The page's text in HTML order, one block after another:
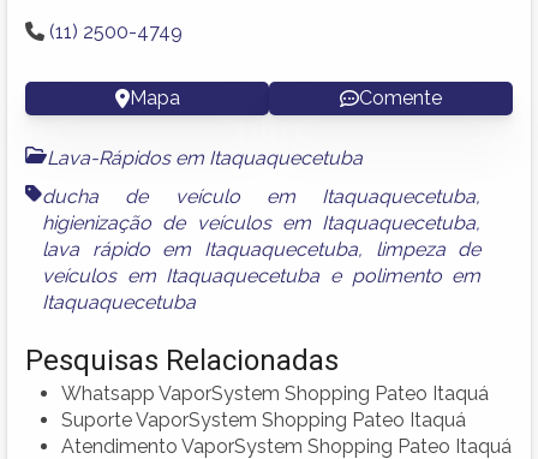
(11) 2500-4749
Mapa Comente
Lava-Rápidos em Itaquaquecetuba
ducha de veículo em Itaquaquecetuba,
higienização de veículos em Itaquaquecetuba,
lava rápido em Itaquaquecetuba, limpeza de
veículos em Itaquaquecetuba e polimento em
Itaquaquecetuba
Pesquisas Relacionadas
Whatsapp VaporSystem Shopping Pateo Itaquá
Suporte VaporSystem Shopping Pateo Itaquá
Atendimento VaporSystem Shopping Pateo Itaquá